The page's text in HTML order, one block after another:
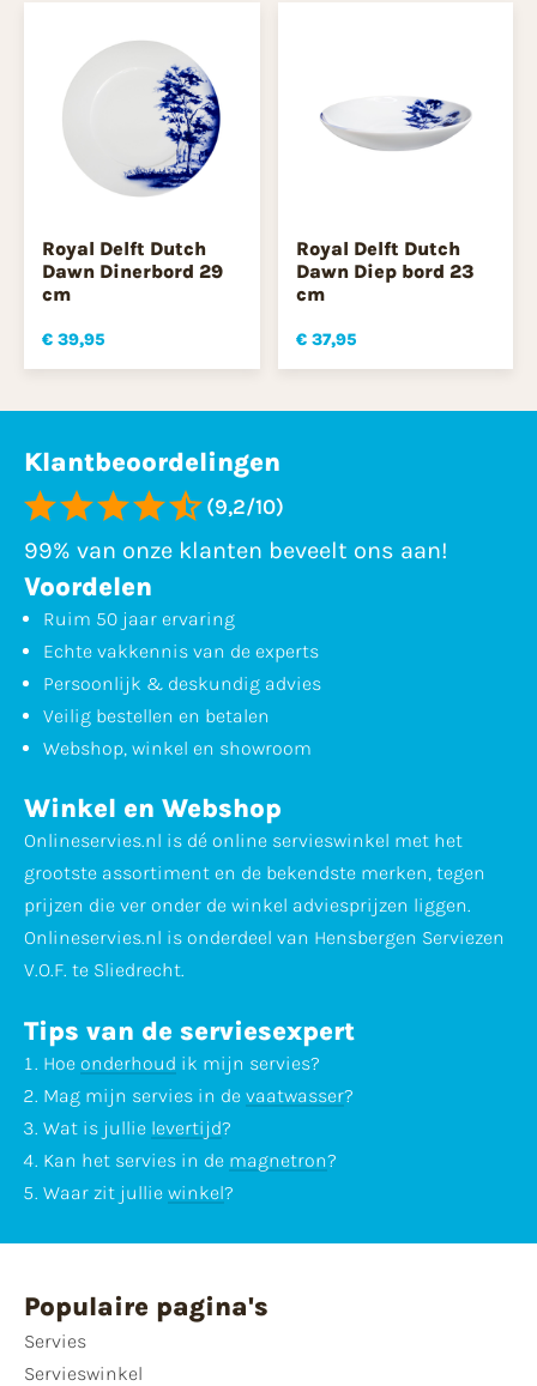
Royal Delft Dutch
Dawn Dinerbord 29
cm
€ 39,95
Royal Delft Dutch
Dawn Diep bord 23
cm
€ 37,95
Klantbeoordelingen
(9,2/10)
99% van onze klanten beveelt ons aan!
Voordelen
Ruim 50 jaar ervaring
Echte vakkennis van de experts
Persoonlijk & deskundig advies
Veilig bestellen en betalen
Webshop, winkel en showroom
Winkel en Webshop
Onlineservies.nl is dé online servieswinkel met het
grootste assortiment en de bekendste merken, tegen
prijzen die ver onder de winkel adviesprijzen liggen.
Onlineservies.nl is onderdeel van Hensbergen Serviezen
V.O.F. te Sliedrecht.
Tips van de serviesexpert
Hoe onderhoud ik mijn servies?
Mag mijn servies in de vaatwasser?
Wat is jullie levertijd?
Kan het servies in de magnetron?
Waar zit jullie winkel?
Populaire pagina's
Servies
Servieswinkel